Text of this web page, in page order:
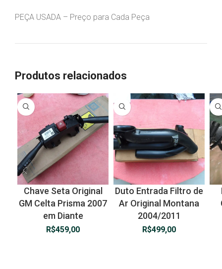
PEÇA USADA – Preço para Cada Peça
Produtos relacionados
Chave Seta Original
GM Celta Prisma 2007
em Diante
R$459,00
Duto Entrada Filtro de
Ar Original Montana
2004/2011
R$499,00